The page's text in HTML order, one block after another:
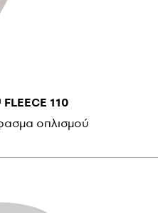
110
οπλισμού